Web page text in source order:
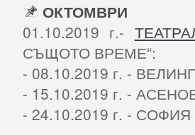
ОКТОМВРИ
01.10.2019 г.-
СЪЩОТО ВРЕМЕ“:
- 08.10.2019 г. -
- 15.10.2019 г. -
- 24.10.2019 г. - СОФИЯ